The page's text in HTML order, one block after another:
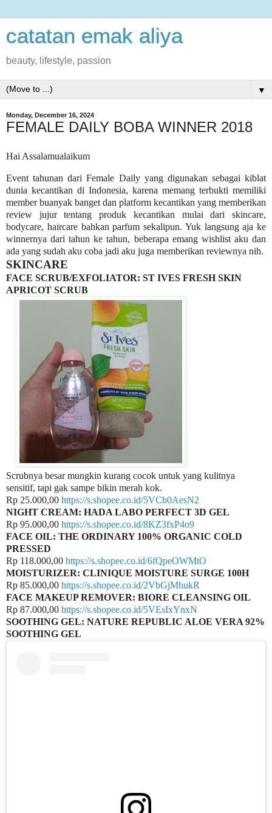
catatan emak aliya
beauty, lifestyle, passion
▼
Monday, December 16, 2024
FEMALE DAILY BOBA WINNER 2018
Hai Assalamualaikum
Event tahunan dari Female Daily yang digunakan sebagai kiblat
dunia kecantikan di Indonesia, karena memang terbukti memiliki
member buanyak banget dan platform kecantikan yang memberikan
review jujur tentang produk kecantikan mulai dari skincare,
bodycare, haircare bahkan parfum sekalipun. Yuk langsung aja ke
winnernya dari tahun ke tahun, beberapa emang wishlist aku dan
ada yang sudah aku coba jadi aku juga memberikan reviewnya nih.
SKINCARE
FACE SCRUB/EXFOLIATOR: ST IVES FRESH SKIN
APRICOT SCRUB
Scrubnya besar mungkin kurang cocok untuk yang kulitnya
sensitif, tapi gak sampe bikin merah kok.
Rp 25.000,00 https://s.shopee.co.id/5VCb0AesN2
NIGHT CREAM: HADA LABO PERFECT 3D GEL
Rp 95.000,00 https://s.shopee.co.id/8KZ3fxP4o9
FACE OIL: THE ORDINARY 100% ORGANIC COLD
PRESSED
Rp 118.000,00 https://s.shopee.co.id/6fQpeOWMtO
MOISTURIZER: CLINIQUE MOISTURE SURGE 100H
Rp 85.000,00 https://s.shopee.co.id/2VbGjMhukR
FACE MAKEUP REMOVER: BIORE CLEANSING OIL
Rp 87.000,00 https://s.shopee.co.id/5VEsIxYnxN
SOOTHING GEL: NATURE REPUBLIC ALOE VERA 92%
SOOTHING GEL